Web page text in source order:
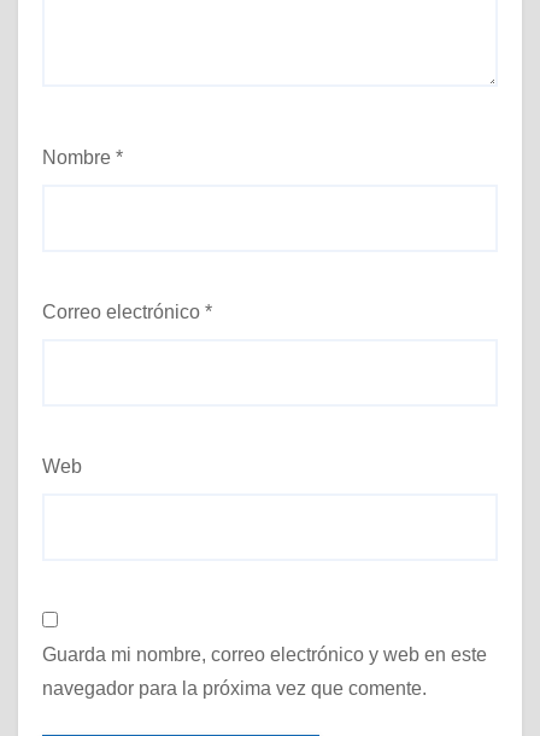
Nombre *
Correo electrónico *
Web
Guarda mi nombre, correo electrónico y web en este
navegador para la próxima vez que comente.